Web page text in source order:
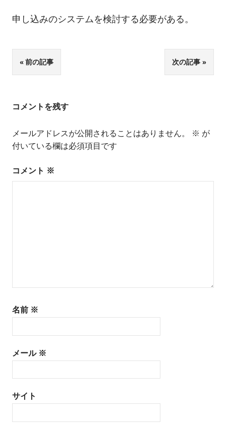
申し込みのシステムを検討する必要がある。
投
稿
ナ
ビ
ゲ
ー
前の記事 次の記事
コメントを残す
メールアドレスが公開されることはありません。 ※ が
付いている欄は必須項目です
コメント ※
名前 ※
メール※
サイト